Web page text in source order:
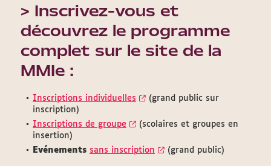
> Inscrivez-vous et
découvrez le programme
complet sur le site de la
MMIe :
Inscriptions individuelles
(grand public sur
inscription)
Inscriptions de groupe
(scolaires et groupes en
insertion)
Evénements sans inscription (grand public)